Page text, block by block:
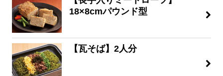
18×8cmパウンド型
【瓦そば】2人分